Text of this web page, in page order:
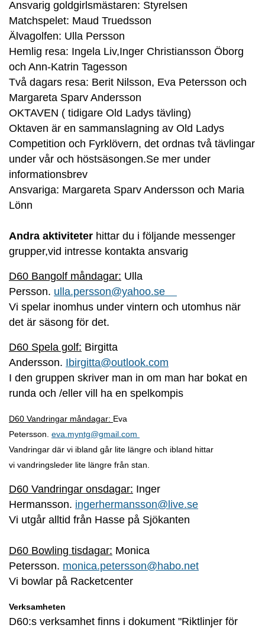
Ansvarig goldgirlsmästaren: Styrelsen
Matchspelet: Maud Truedsson
Älvagolfen: Ulla Persson
Hemlig resa: Ingela Liv,Inger Christiansson Öborg
och Ann-Katrin Tagesson
Två dagars resa: Berit Nilsson, Eva Petersson och
Margareta Sparv Andersson
OKTAVEN ( tidigare Old Ladys tävling)
Oktaven är en sammanslagning av Old Ladys
Competition och Fyrklövern, det ordnas två tävlingar
under vår och höstsäsongen.Se mer under
informationsbrev
Ansvariga: Margareta Sparv Andersson och Maria
Lönn
Andra aktiviteter hittar du i följande messenger
grupper,vid intresse kontakta ansvarig
D60 Bangolf måndagar: Ulla
Persson. ulla.persson@yahoo.se
Vi spelar inomhus under vintern och utomhus när
det är säsong för det.
D60 Spela golf: Birgitta
Andersson. Ibirgitta@outlook.com
I den gruppen skriver man in om man har bokat en
runda och /eller vill ha en spelkompis
D60 Vandringar måndagar: Eva
Petersson. eva.myntg@gmail.com
Vandringar där vi ibland går lite längre och ibland hittar
vi vandringsleder lite längre från stan.
D60 Vandringar onsdagar: Inger
Hermansson. ingerhermansson@live.se
Vi utgår alltid från Hasse på Sjökanten
D60 Bowling tisdagar: Monica
Petersson. monica.petersson@habo.net
Vi bowlar på Racketcenter
Verksamheten
D60:s verksamhet finns i dokument "Riktlinjer för